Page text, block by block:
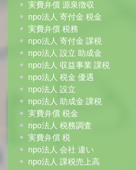
実費弁償 源泉徴収
npo法人 寄付金 税金
実費弁償 税務
npo法人 寄付金 課税
npo法人 設立 助成金
npo法人 収益事業 課税
npo法人 税金 優遇
npo法人 設立
npo法人 助成金 課税
実費弁償 税金
npo法人 税務調査
実費弁償 税
npo法人 会社 違い
npo法人 課税売上高